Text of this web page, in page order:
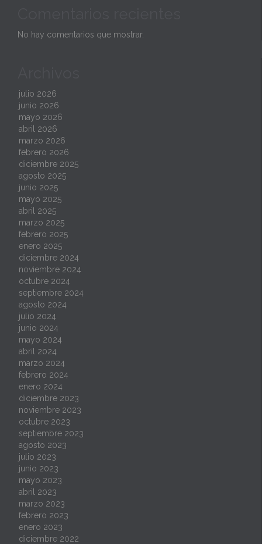
No hay comentarios que mostrar.
julio 2026
junio 2026
mayo 2026
abril 2026
marzo 2026
febrero 2026
diciembre 2025
agosto 2025
junio 2025
mayo 2025
abril 2025
marzo 2025
febrero 2025
enero 2025
diciembre 2024
noviembre 2024
octubre 2024
septiembre 2024
agosto 2024
julio 2024
junio 2024
mayo 2024
abril 2024
marzo 2024
febrero 2024
enero 2024
diciembre 2023
noviembre 2023
octubre 2023
septiembre 2023
agosto 2023
julio 2023
junio 2023
mayo 2023
abril 2023
marzo 2023
febrero 2023
enero 2023
diciembre 2022